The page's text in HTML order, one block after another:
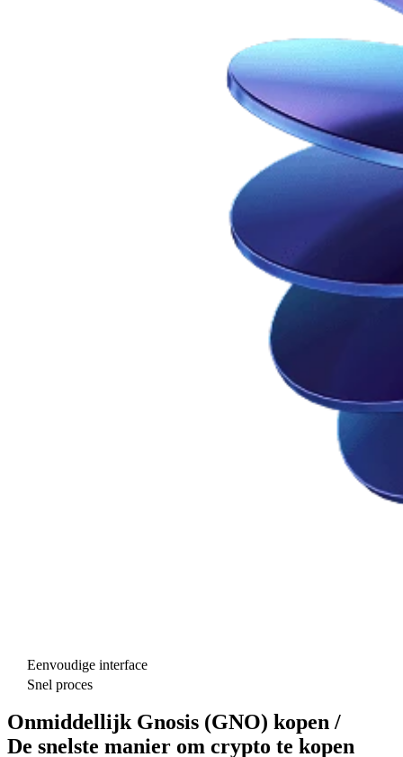
Eenvoudige interface
Snel proces
Onmiddellijk Gnosis (GNO) kopen /
De snelste manier om crypto te kopen